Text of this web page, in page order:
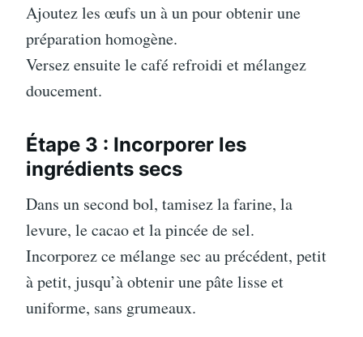
Ajoutez les œufs un à un pour obtenir une
préparation homogène.
Versez ensuite le café refroidi et mélangez
doucement.
Étape 3 : Incorporer les
ingrédients secs
Dans un second bol, tamisez la farine, la
levure, le cacao et la pincée de sel.
Incorporez ce mélange sec au précédent, petit
à petit, jusqu’à obtenir une pâte lisse et
uniforme, sans grumeaux.